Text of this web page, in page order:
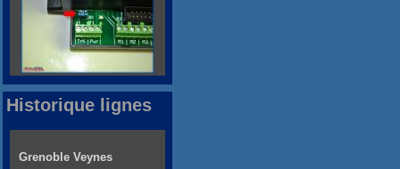
Historique lignes
Grenoble Veynes